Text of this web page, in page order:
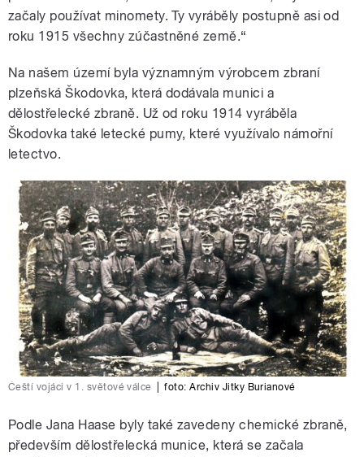
začaly používat minomety. Ty vyráběly postupně asi od
roku 1915 všechny zúčastněné země.“
Na našem území byla významným výrobcem zbraní
plzeňská Škodovka, která dodávala munici a
dělostřelecké zbraně. Už od roku 1914 vyráběla
Škodovka také letecké pumy, které využívalo námořní
letectvo.
Čeští vojáci v 1. světové válce foto:Archiv Jitky Burianové
Podle Jana Haase byly také zavedeny chemické zbraně,
především dělostřelecká munice, která se začala